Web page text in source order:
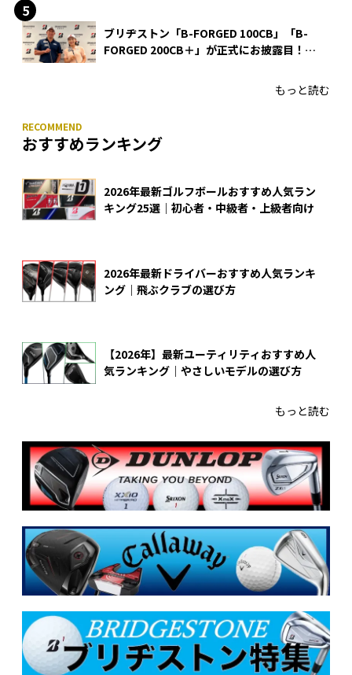
ブリヂストン「B-FORGED 100CB」「B-
FORGED 200CB＋」が正式にお披露目！
もっと読む
おすすめランキング
2026年最新ゴルフボールおすすめ人気ラン
キング25選｜初心者・中級者・上級者向け
2026年最新ドライバーおすすめ人気ランキ
ング｜飛ぶクラブの選び方
【2026年】最新ユーティリティおすすめ人
気ランキング｜やさしいモデルの選び方
もっと読む